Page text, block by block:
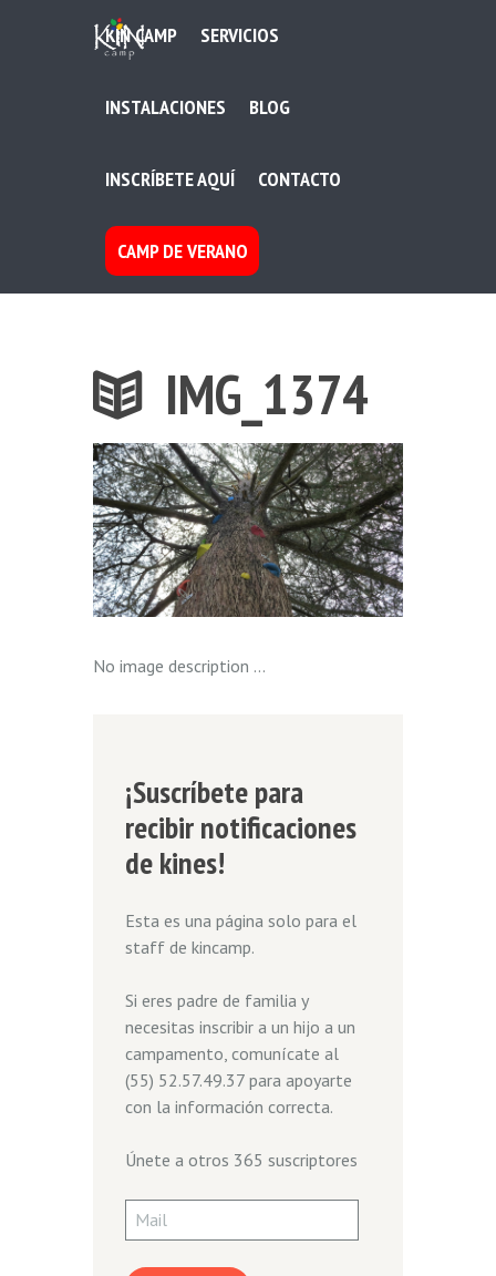
KIN CAMP SERVICIOS
INSTALACIONES BLOG
INSCRÍBETE AQUÍ CONTACTO
CAMP DE VERANO
IMG_1374
No image description ...
¡Suscríbete para
recibir notificaciones
de kines!
Esta es una página solo para el
staff de kincamp.
Si eres padre de familia y
necesitas inscribir a un hijo a un
campamento, comunícate al
(55) 52.57.49.37 para apoyarte
con la información correcta.
Únete a otros 365 suscriptores
Mail